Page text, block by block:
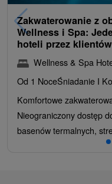
Zakwaterowanie z
Wellness i Spa:
hoteli przez klientów
Wellness & Spa
Od 1 NoceŚniadanie I
Komfortowe
Nieograniczony dostęp
basenów termalnych,